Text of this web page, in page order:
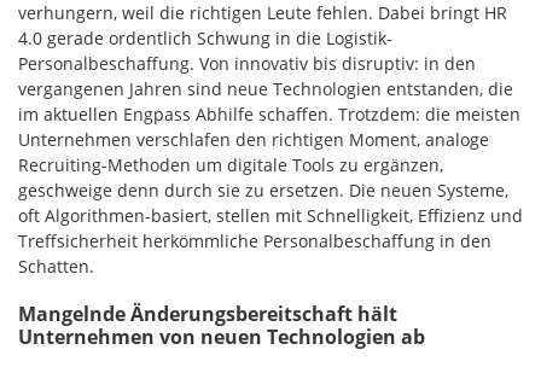
verhungern, weil die richtigen Leute fehlen. Dabei bringt HR
4.0 gerade ordentlich Schwung in die Logistik-
Personalbeschaffung. Von innovativ bis disruptiv: in den
vergangenen Jahren sind neue Technologien entstanden, die
im aktuellen Engpass Abhilfe schaffen. Trotzdem: die meisten
Unternehmen verschlafen den richtigen Moment, analoge
Recruiting-Methoden um digitale Tools zu ergänzen,
geschweige denn durch sie zu ersetzen. Die neuen Systeme,
oft Algorithmen-basiert, stellen mit Schnelligkeit, Effizienz und
Treffsicherheit herkömmliche Personalbeschaffung in den
Schatten.
Mangelnde Änderungsbereitschaft hält
Unternehmen von neuen Technologien ab